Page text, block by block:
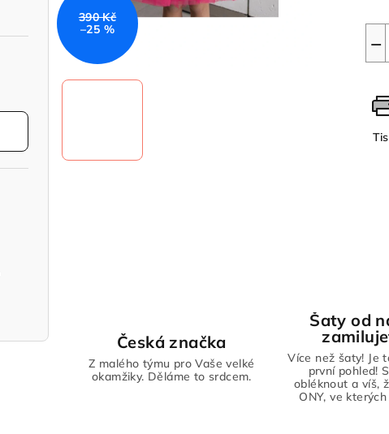
−
390 Kč
–25 %
Česká značka
Z malého týmu pro Vaše velké
okamžiky. Děláme to srdcem.
Šaty od
Více než šaty! Je
první pohled!
obléknout a víš,
ONY, ve